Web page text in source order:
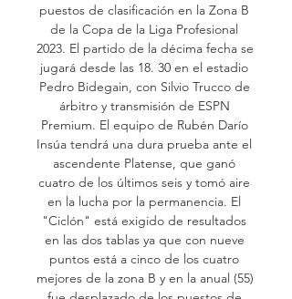
puestos de clasificación en la Zona B
de la Copa de la Liga Profesional
2023. El partido de la décima fecha se
jugará desde las 18. 30 en el estadio
Pedro Bidegain, con Silvio Trucco de
árbitro y transmisión de ESPN
Premium. El equipo de Rubén Darío
Insúa tendrá una dura prueba ante el
ascendente Platense, que ganó
cuatro de los últimos seis y tomó aire
en la lucha por la permanencia. El
"Ciclón" está exigido de resultados
en las dos tablas ya que con nueve
puntos está a cinco de los cuatro
mejores de la zona B y en la anual (55)